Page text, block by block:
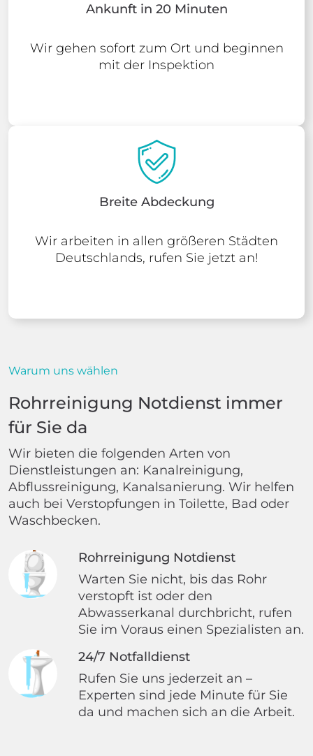
Ankunft in 20 Minuten
Wir gehen sofort zum Ort und beginnen
mit der Inspektion
Breite Abdeckung
Wir arbeiten in allen größeren Städten
Deutschlands, rufen Sie jetzt an!
Warum uns wählen
Rohrreinigung Notdienst immer
für Sie da
Wir bieten die folgenden Arten von
Dienstleistungen an: Kanalreinigung,
Abflussreinigung, Kanalsanierung. Wir helfen
auch bei Verstopfungen in Toilette, Bad oder
Waschbecken.
Rohrreinigung Notdienst
Warten Sie nicht, bis das Rohr
verstopft ist oder den
Abwasserkanal durchbricht, rufen
Sie im Voraus einen Spezialisten an.
24/7 Notfalldienst
Rufen Sie uns jederzeit an –
Experten sind jede Minute für Sie
da und machen sich an die Arbeit.